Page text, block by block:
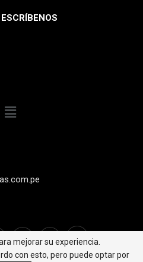
mejorar su experiencia.
con esto, pero puede optar por